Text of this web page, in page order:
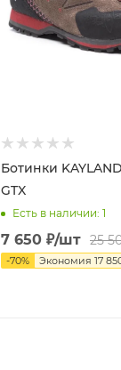
Ботинки
GTX
Есть в наличии: 1
7 650 ₽/шт 25
-70% Экономия 17